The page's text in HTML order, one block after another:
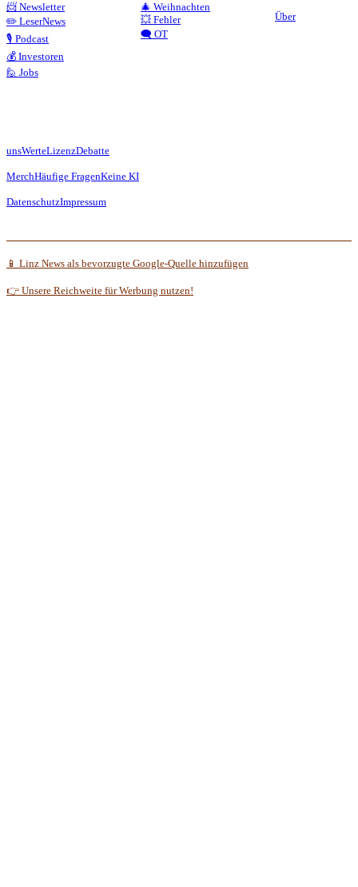
📨 Newsletter
✏️ LeserNews
🎙️ Podcast
💰 Investoren
🙋 Jobs
🎄 Weihnachten
💥 Fehler
🗨️ OT
Über
unsWerteLizenzDebatte
MerchHäufige FragenKeine KI
DatenschutzImpressum
📱 Linz News als bevorzugte Google-Quelle hinzufügen
👉 Unsere Reichweite für Werbung nutzen!